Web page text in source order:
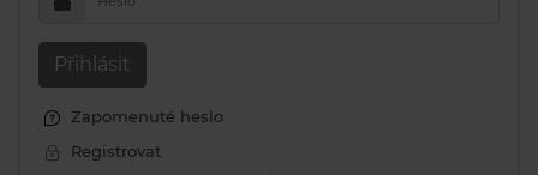
Přihlásit
Zapomenuté heslo
Registrovat